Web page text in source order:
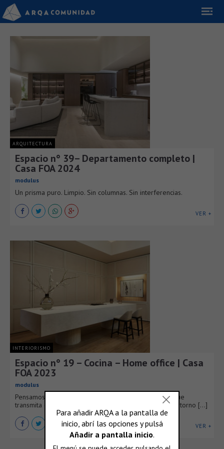
ARQUITECTURA
Espacio n° 39– Departamento completo |
Casa FOA 2024
modulus
Un prisma puro. Limpio. Sin columnas. Sin interferencias.
VER +
INTERIORISMO
Espacio n° 19 – Cocina – Home office | Casa
FOA 2023
modulus
Pensamos en un espacio de pausa, de desconexión. Que
transmita calma, orden y simplicidad en busca de un entorno [...]
VER +